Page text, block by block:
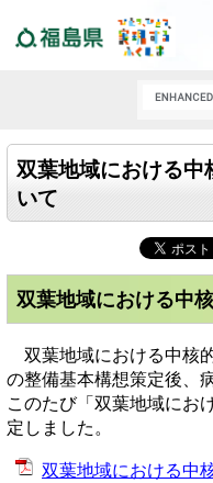
双葉地域における中
いて
双葉地域における中
双葉地域における中核
の整備基本構想策定後、
このたび「双葉地域にお
定しました。
双葉地域における中